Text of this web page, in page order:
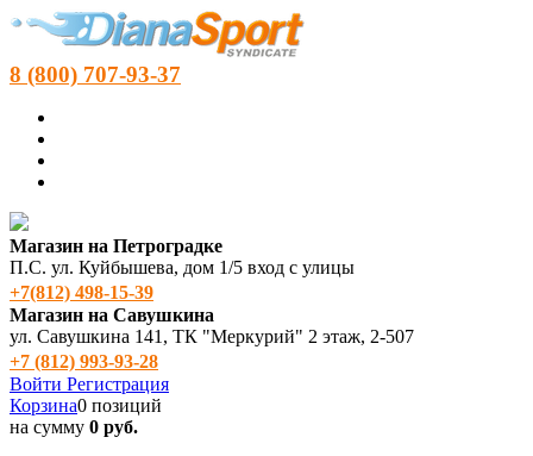
8 (800) 707-93-37
Магазин на Петроградке
П.С. ул. Куйбышева, дом 1/5 вход с улицы
+7(812) 498‑15-39
Магазин на Савушкина
ул. Савушкина 141, ТК "Меркурий" 2 этаж, 2-507
+7 (812) 993-93-28
Войти Регистрация
Корзина0 позиций
на сумму 0 руб.